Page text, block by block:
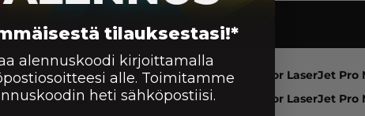
Color LaserJet Pro M 182 n, Color LaserJet Pro M
Pro M 182 n
Pro M 182 nw
Color LaserJet Pro
Color LaserJet Pro
tilauksestasi!*
alennuskoodi kirjoittamalla
alle. Toimitamme
heti sähköpostiisi.